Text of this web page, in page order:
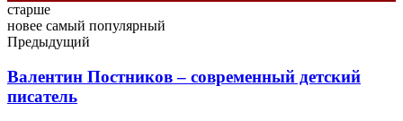
старше
новее самый популярный
Предыдущий
Валентин Постников – современный детский
писатель